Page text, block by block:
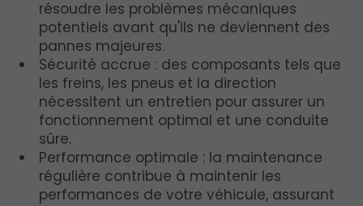
résoudre les problèmes mécaniques
potentiels avant qu'ils ne deviennent des
pannes majeures.
Sécurité accrue : des composants tels que
les freins, les pneus et la direction
nécessitent un entretien pour assurer un
fonctionnement optimal et une conduite
sûre.
Performance optimale : la maintenance
régulière contribue à maintenir les
performances de votre véhicule, assurant